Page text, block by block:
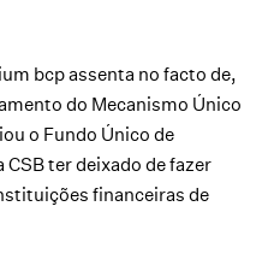
bcp assenta no facto de,
do Mecanismo Único
o Fundo Único de
CSB ter deixado de fazer
financeiras de